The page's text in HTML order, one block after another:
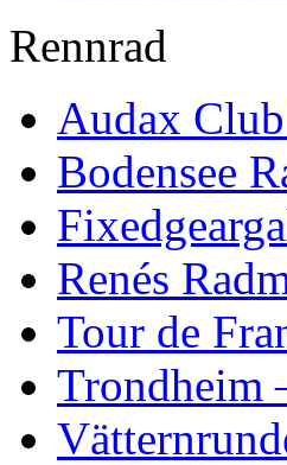
Rennrad
Audax
Bodensee
Renés
Tour de
Trondheim